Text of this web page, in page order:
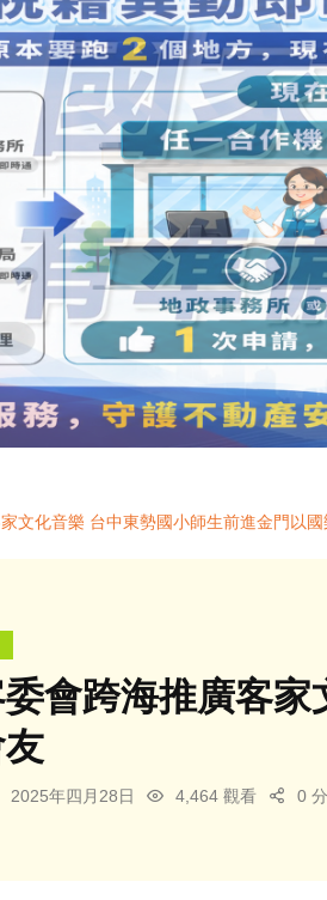
文化音樂 台中東勢國小師生前進金門以
會跨海推廣客
2025年四月28日 4,464 觀看 0